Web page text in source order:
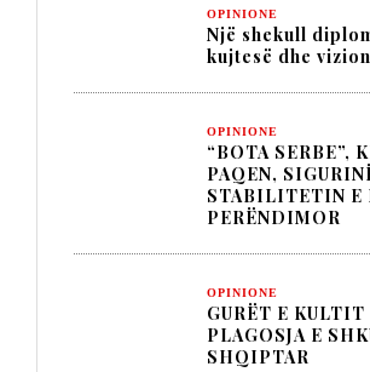
OPINIONE
Një shekull
kujtesë dhe vizion
OPINIONE
“BOTA SERBE”,
PAQEN,
STABILITETIN E
PERËNDIMOR
OPINIONE
GURËT E KULTIT
PLAGOSJA E
SHQIPTAR